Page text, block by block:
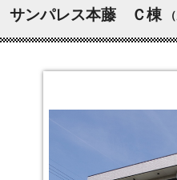
サンパレス本藤 Ｃ棟